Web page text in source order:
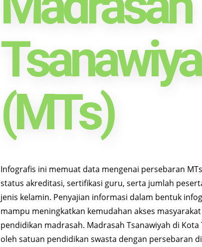
(MTs)
Infografis ini memuat data mengenai persebaran
status akreditasi, sertifikasi guru, serta jumlah
jenis kelamin. Penyajian informasi dalam bentuk
mampu meningkatkan kemudahan akses
pendidikan madrasah. Madrasah Tsanawiyah di
oleh satuan pendidikan swasta dengan persebaran